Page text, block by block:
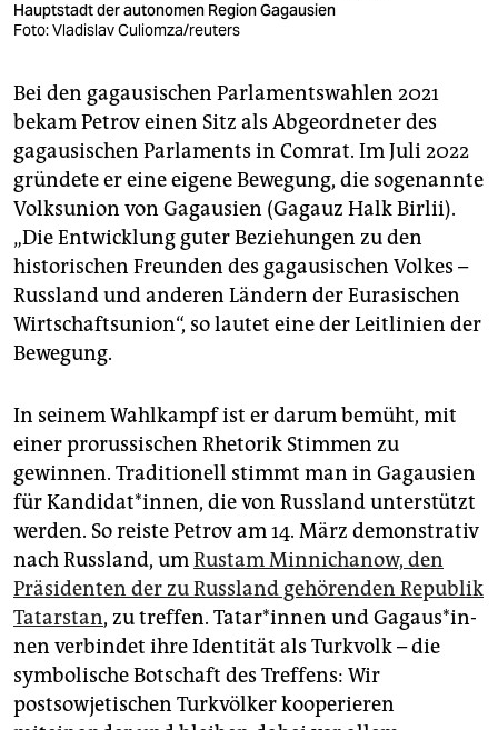
Hauptstadt der autonomen Region Gagausien
Foto: Vladislav Culiomza/reuters
Bei den gagausischen Parlamentswahlen 2021
bekam Petrov einen Sitz als Abgeordneter des
gagausischen Parlaments in Comrat. Im Juli 2022
gründete er eine eigene Bewegung, die sogenannte
Volksunion von Ga­gausien (Gagauz Halk Birlii).
„Die Entwicklung guter Beziehungen zu den
historischen Freunden des ­gagausischen Volkes –
Russland und anderen Ländern der Eurasischen
Wirtschaftsunion“, so lautet eine der Leitlinien der
Bewegung.
In seinem Wahlkampf ist er darum bemüht, mit
einer prorussischen Rhetorik Stimmen zu
gewinnen. Traditionell stimmt man in ­Gagausien
für Kandidat*innen, die von Russland unterstützt
werden. So reiste Petrov am 14. März demonstrativ
nach ­Russland, umRustam Minnichanow, den
Präsidenten der zu Russland gehörenden Republik
Tatarstan, zu treffen. Ta­ta­r*in­nen und Ga­gaus*­in­
nen verbindet ihre Identität als Turkvolk – die
symbolische Botschaft des Treffens: Wir
postsowjetischen Turkvölker kooperieren